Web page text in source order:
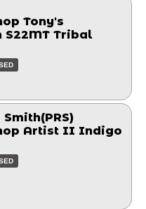
Tony's
S22MT Tribal
Artist II Indigo